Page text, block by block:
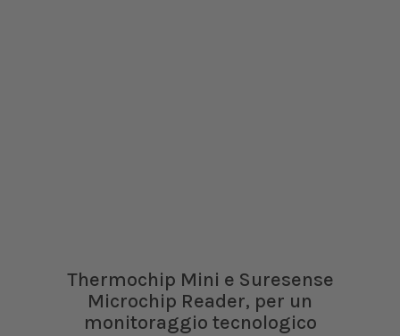
Thermochip Mini e Suresense
Microchip Reader, per un
monitoraggio tecnologico